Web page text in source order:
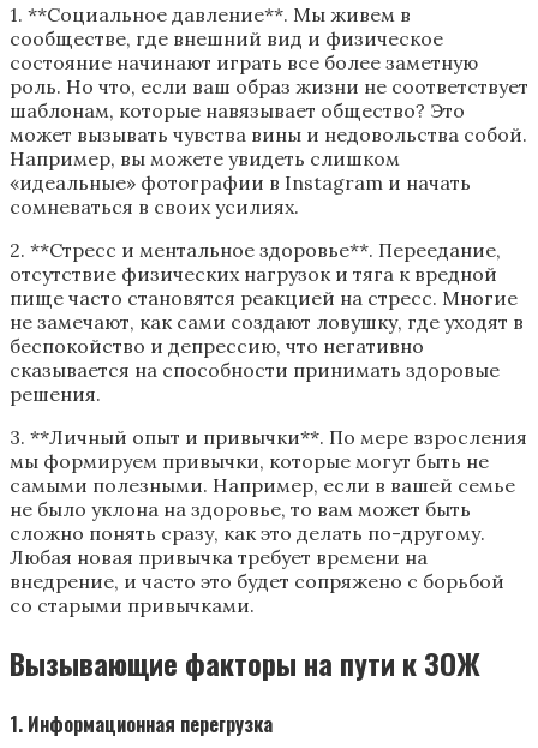
1. **Социальное давление**. Мы живем в
сообществе, где внешний вид и физическое
состояние начинают играть все более заметную
роль. Но что, если ваш образ жизни не соответствует
шаблонам, которые навязывает общество? Это
может вызывать чувства вины и недовольства собой.
Например, вы можете увидеть слишком
«идеальные» фотографии в Instagram и начать
сомневаться в своих усилиях.
2. **Стресс и ментальное здоровье**. Переедание,
отсутствие физических нагрузок и тяга к вредной
пище часто становятся реакцией на стресс. Многие
не замечают, как сами создают ловушку, где уходят в
беспокойство и депрессию, что негативно
сказывается на способности принимать здоровые
решения.
3. **Личный опыт и привычки**. По мере взросления
мы формируем привычки, которые могут быть не
самыми полезными. Например, если в вашей семье
не было уклона на здоровье, то вам может быть
сложно понять сразу, как это делать по-другому.
Любая новая привычка требует времени на
внедрение, и часто это будет сопряжено с борьбой
со старыми привычками.
Вызывающие факторы на пути к ЗОЖ
1. Информационная перегрузка